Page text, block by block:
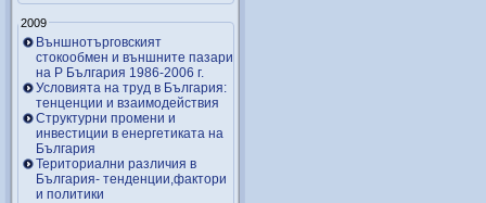
2009
Външнотърговският
стокообмен и външните пазари
на Р България 1986-2006 г.
Условията на труд в България:
тенценции и взаимодействия
Структурни промени и
инвестиции в енергетиката на
България
Териториални различия в
България- тенденции,фактори
и политики